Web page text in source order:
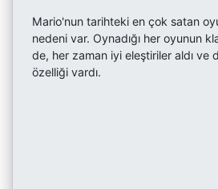
Mario'nun tarihteki en çok satan
nedeni var. Oynadığı her oyunun
de, her zaman iyi eleştiriler aldı ve
özelliği vardı.